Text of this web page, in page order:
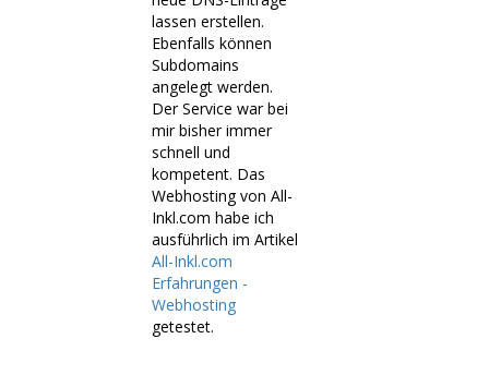
lassen erstellen.
Ebenfalls können
Subdomains
angelegt werden.
Der Service war bei
mir bisher immer
schnell und
kompetent. Das
Webhosting von All-
Inkl.com habe ich
ausführlich im Artikel
All-Inkl.com
Erfahrungen -
Webhosting
getestet.